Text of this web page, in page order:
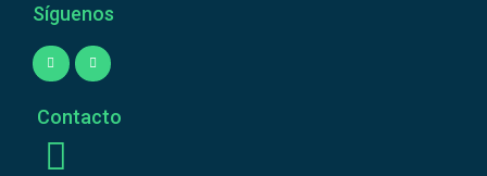
Síguenos
Contacto